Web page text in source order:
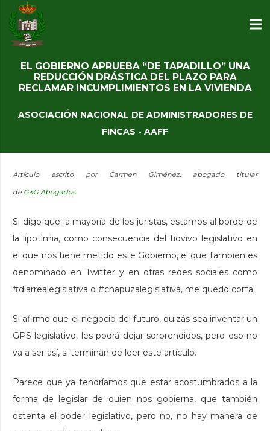
EL GOBIERNO APRUEBA “DE TAPADILLO” UNA
REDUCCIÓN DRÁSTICA DEL PLAZO PARA
RECLAMAR INCUMPLIMIENTOS EN LA VIVIENDA
ASOCIACIÓN NACIONAL DE ADMINISTRADORES DE
FINCAS - AAFF
Artículo escrito por Carmen Giménez, abogado titular
de G&G Abogados
Si digo que la mayoría de los juristas, estamos al borde de
la lipotimia, como consecuencia del tiovivo legislativo en
el que nos tiene metido este Gobierno, el que también es
denominado en Twitter y en otras redes sociales como
#diarrealegislativa o #chapuzalegislativa, me quedo corta.
Si afirmo que el negocio del futuro, quizás sea inventar un
GPS legislativo, les podrá dejar sorprendidos, pero eso no
va a ser así, si terminan de leer este artículo.
Parece que ya tendríamos que estar acostumbrados a la
forma de legislar de quien nos gobierna, que también
ostenta el poder legislativo, pero no, no hay manera de